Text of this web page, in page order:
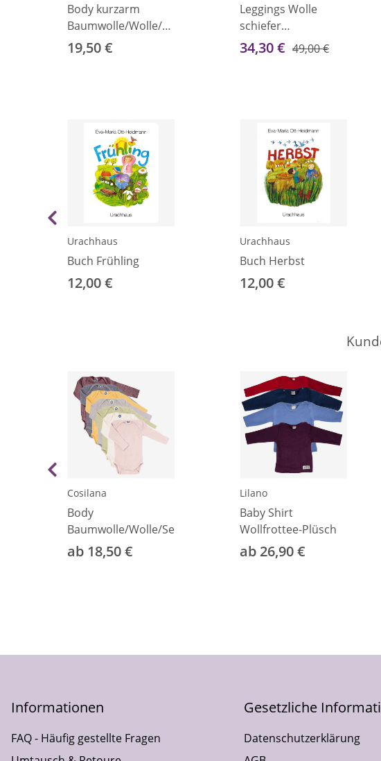
Body kurzarm
Baumwolle/Wolle/Seide
hellblau 50/56
19,50 €
Leggings Wolle
schiefer
(dunkelgrau) 74
34,30 € 49,00 €
Urachhaus
Buch Frühling
12,00 €
Urachhaus
Buch Herbst
12,00 €
Cosilana
Body
Baumwolle/Wolle/Seide
ab 18,50 €
Lilano
Baby Shirt
Wollfrottee-Plüsch
ab 26,90 €
Informationen
FAQ - Häufig gestellte Fragen
Gesetzliche
Datenschutzerklärung